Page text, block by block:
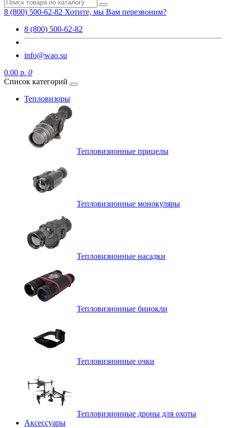
8 (800) 500-62-82 Хотите, мы Вам перезвоним?
8 (800) 500-62-82
info@wao.su
0.00 р. 0
Список категорий
Тепловизоры
Тепловизионные прицелы
Тепловизионные монокуляры
Тепловизионные насадки
Тепловизионные бинокли
Тепловизионные очки
Тепловизионные дроны для охоты
Аксессуары